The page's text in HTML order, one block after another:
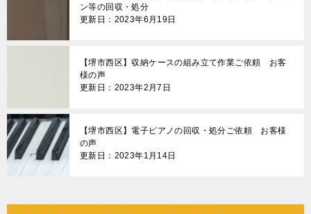
ン等の回収・処分
更新日：2023年6月19日
【堺市西区】収納ケースの組み立て作業ご依頼 お客
様の声
更新日：2023年2月7日
【堺市西区】電子ピアノの回収・処分ご依頼 お客様
の声
更新日：2023年1月14日